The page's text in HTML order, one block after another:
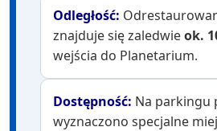
Odległość:
znajduje się zaledwieok.
wejścia do Planetarium.
Dostępność: Na parkingu
wyznaczono specjalne